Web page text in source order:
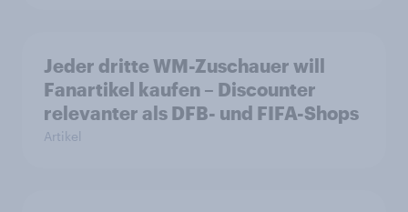
Jeder dritte WM-Zuschauer will
Fanartikel kaufen – Discounter
relevanter als DFB- und FIFA-Shops
Artikel